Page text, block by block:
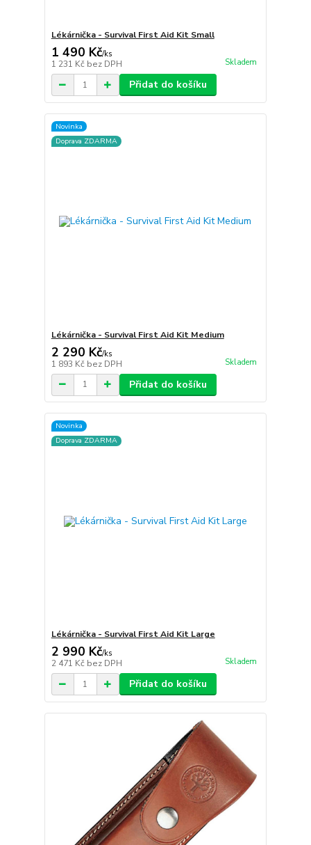
Lékárnička - Survival First Aid Kit Small
1 490 Kč/ks
1 231 Kč bez DPH Skladem
Přidat do košíku
Novinka
Doprava ZDARMA
Lékárnička - Survival First Aid Kit Medium
2 290 Kč/ks
1 893 Kč bez DPH Skladem
Přidat do košíku
Novinka
Doprava ZDARMA
Lékárnička - Survival First Aid Kit Large
2 990 Kč/ks
2 471 Kč bez DPH Skladem
Přidat do košíku